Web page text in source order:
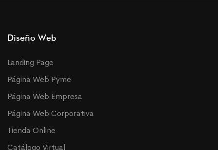
Diseño Web
Landing Page
Página Web Pyme
Página Web Empresa
Página Web Corporativa
Tienda Online
Catálogo Virtual